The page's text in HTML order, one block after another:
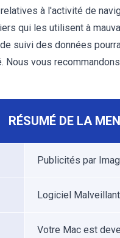
à l'activité de
qui les utilisent à
suivi des données
vous
RÉSUMÉ DE LA
Publicités par
Logiciel
Votre Mac est